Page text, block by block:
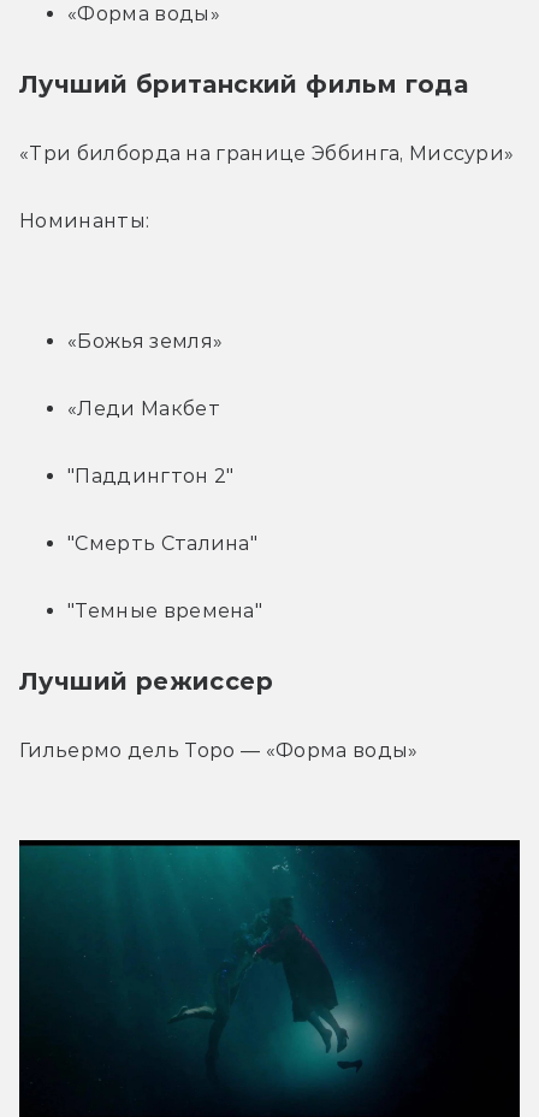
«Форма воды»
Лучший британский фильм года
«Три билборда на границе Эббинга, Миссури»
Номинанты:
«Божья земля»
«Леди Макбет
"Паддингтон 2"
"Смерть Сталина"
"Темные времена"
Лучший режиссер
Гильермо дель Торо — «Форма воды»